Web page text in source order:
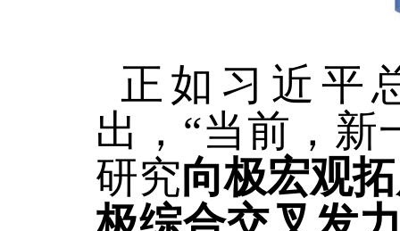
正如习近平
出，“当前，新
研究向极宏观